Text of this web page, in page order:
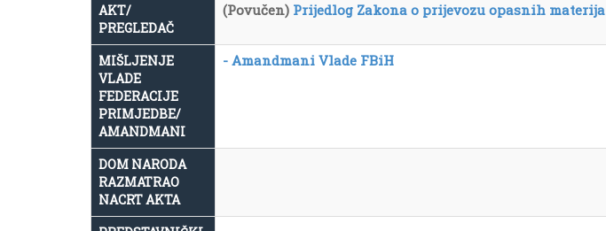
AKT/
PREGLEDAČ
(Povučen) Prijedlog Zakona o prijevozu opasnih materija
MIŠLJENJE
VLADE
FEDERACIJE
PRIMJEDBE/
AMANDMANI
- Amandmani Vlade FBiH
DOM NARODA
RAZMATRAO
NACRT AKTA